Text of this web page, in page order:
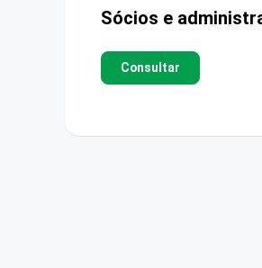
Sócios e
Consultar